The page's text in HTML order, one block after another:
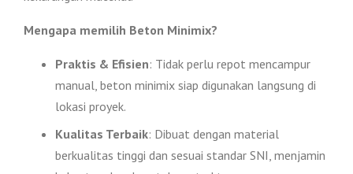
Mengapa memilih Beton Minimix?
Praktis & Efisien: Tidak perlu repot mencampur
manual, beton minimix siap digunakan langsung di
lokasi proyek.
Kualitas Terbaik: Dibuat dengan material
berkualitas tinggi dan sesuai standar SNI, menjamin